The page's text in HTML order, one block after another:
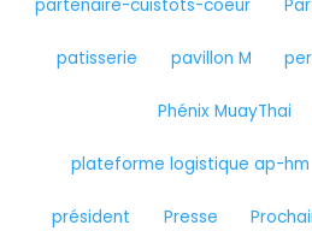
partenaire-cuistots-coeur
patisserie pavillon M
Phénix MuayThai
plateforme logistique ap-hm
président Presse